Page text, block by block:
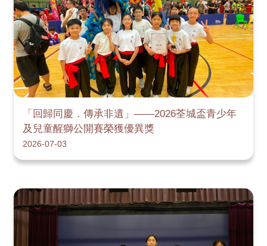
「回歸同慶．傳承非遺」——2026荃城盃青少年
及兒童醒獅公開賽榮獲優異獎
2026-07-03